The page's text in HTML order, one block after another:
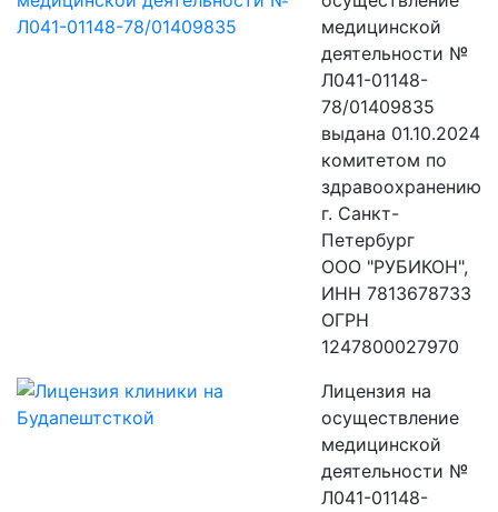
медицинской
деятельности №
Л041-01148-
78/01409835
выдана 01.10.2024
комитетом по
здравоохранению
г. Санкт-
Петербург
ООО "РУБИКОН",
ИНН 7813678733
ОГРН
1247800027970
Лицензия на
осуществление
медицинской
деятельности №
Л041-01148-